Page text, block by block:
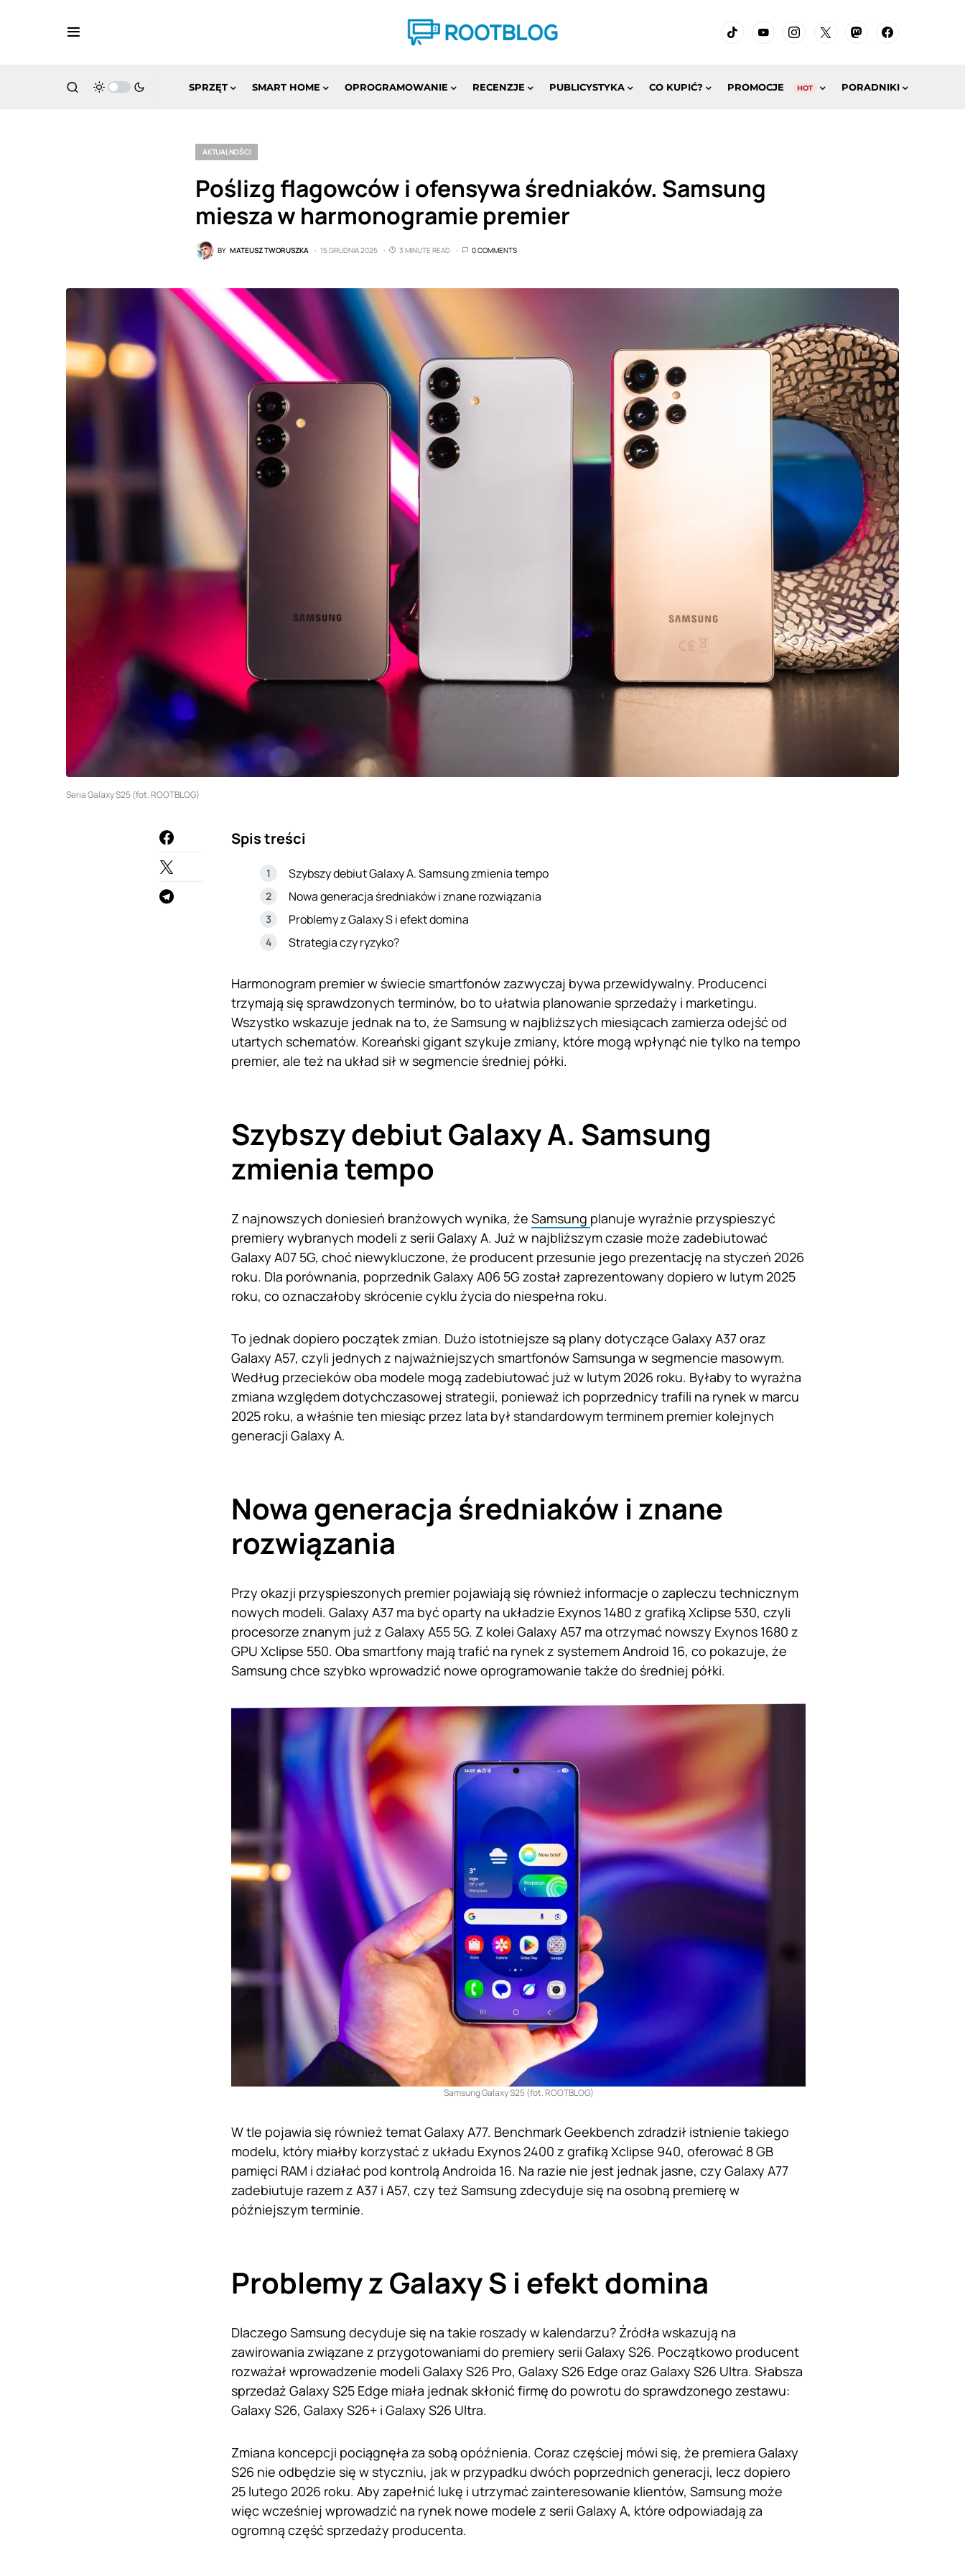
SPRZĘT SMART HOME OPROGRAMOWANIE RECENZJE PUBLICYSTYKA CO KUPIĆ? PROMOCJE HOT PORADNIKI
AKTUALNOŚCI
Poślizg flagowców i ofensywa średniaków. Samsung
miesza w harmonogramie premier
BY MATEUSZ TWORUSZKA 15 GRUDNIA 2025 3 MINUTE READ 0 COMMENTS
Seria Galaxy S25 (fot. ROOTBLOG)
Spis treści
Szybszy debiut Galaxy A. Samsung zmienia tempo
Nowa generacja średniaków i znane rozwiązania
Problemy z Galaxy S i efekt domina
Strategia czy ryzyko?
Harmonogram premier w świecie smartfonów zazwyczaj bywa przewidywalny. Producenci
trzymają się sprawdzonych terminów, bo to ułatwia planowanie sprzedaży i marketingu.
Wszystko wskazuje jednak na to, że Samsung w najbliższych miesiącach zamierza odejść od
utartych schematów. Koreański gigant szykuje zmiany, które mogą wpłynąć nie tylko na tempo
premier, ale też na układ sił w segmencie średniej półki.
Szybszy debiut Galaxy A. Samsung
zmienia tempo
Z najnowszych doniesień branżowych wynika, że Samsung planuje wyraźnie przyspieszyć
premiery wybranych modeli z serii Galaxy A. Już w najbliższym czasie może zadebiutować
Galaxy A07 5G, choć niewykluczone, że producent przesunie jego prezentację na styczeń 2026
roku. Dla porównania, poprzednik Galaxy A06 5G został zaprezentowany dopiero w lutym 2025
roku, co oznaczałoby skrócenie cyklu życia do niespełna roku.
To jednak dopiero początek zmian. Dużo istotniejsze są plany dotyczące Galaxy A37 oraz
Galaxy A57, czyli jednych z najważniejszych smartfonów Samsunga w segmencie masowym.
Według przecieków oba modele mogą zadebiutować już w lutym 2026 roku. Byłaby to wyraźna
zmiana względem dotychczasowej strategii, ponieważ ich poprzednicy trafili na rynek w marcu
2025 roku, a właśnie ten miesiąc przez lata był standardowym terminem premier kolejnych
generacji Galaxy A.
Nowa generacja średniaków i znane
rozwiązania
Przy okazji przyspieszonych premier pojawiają się również informacje o zapleczu technicznym
nowych modeli. Galaxy A37 ma być oparty na układzie Exynos 1480 z grafiką Xclipse 530, czyli
procesorze znanym już z Galaxy A55 5G. Z kolei Galaxy A57 ma otrzymać nowszy Exynos 1680 z
GPU Xclipse 550. Oba smartfony mają trafić na rynek z systemem Android 16, co pokazuje, że
Samsung chce szybko wprowadzić nowe oprogramowanie także do średniej półki.
Samsung Galaxy S25 (fot. ROOTBLOG)
W tle pojawia się również temat Galaxy A77. Benchmark Geekbench zdradził istnienie takiego
modelu, który miałby korzystać z układu Exynos 2400 z grafiką Xclipse 940, oferować 8 GB
pamięci RAM i działać pod kontrolą Androida 16. Na razie nie jest jednak jasne, czy Galaxy A77
zadebiutuje razem z A37 i A57, czy też Samsung zdecyduje się na osobną premierę w
późniejszym terminie.
Problemy z Galaxy S i efekt domina
Dlaczego Samsung decyduje się na takie roszady w kalendarzu? Źródła wskazują na
zawirowania związane z przygotowaniami do premiery serii Galaxy S26. Początkowo producent
rozważał wprowadzenie modeli Galaxy S26 Pro, Galaxy S26 Edge oraz Galaxy S26 Ultra. Słabsza
sprzedaż Galaxy S25 Edge miała jednak skłonić firmę do powrotu do sprawdzonego zestawu:
Galaxy S26, Galaxy S26+ i Galaxy S26 Ultra.
Zmiana koncepcji pociągnęła za sobą opóźnienia. Coraz częściej mówi się, że premiera Galaxy
S26 nie odbędzie się w styczniu, jak w przypadku dwóch poprzednich generacji, lecz dopiero
25 lutego 2026 roku. Aby zapełnić lukę i utrzymać zainteresowanie klientów, Samsung może
więc wcześniej wprowadzić na rynek nowe modele z serii Galaxy A, które odpowiadają za
ogromną część sprzedaży producenta.